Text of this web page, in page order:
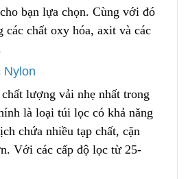
bạn lựa chọn. Cùng với đó
các chất oxy hóa, axit và các
Nylon
lượng vải nhẹ nhất trong
là loại túi lọc có khả năng
chứa nhiều tạp chất, cặn
Với các cấp độ lọc từ 25-